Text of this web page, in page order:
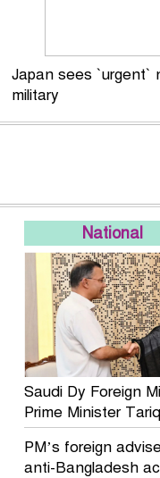
: ববি
বন্ধে
Japan sees `urgent`
military
National
Saudi Dy Foreign
Prime Minister
PM’s foreign
anti-Bangladesh